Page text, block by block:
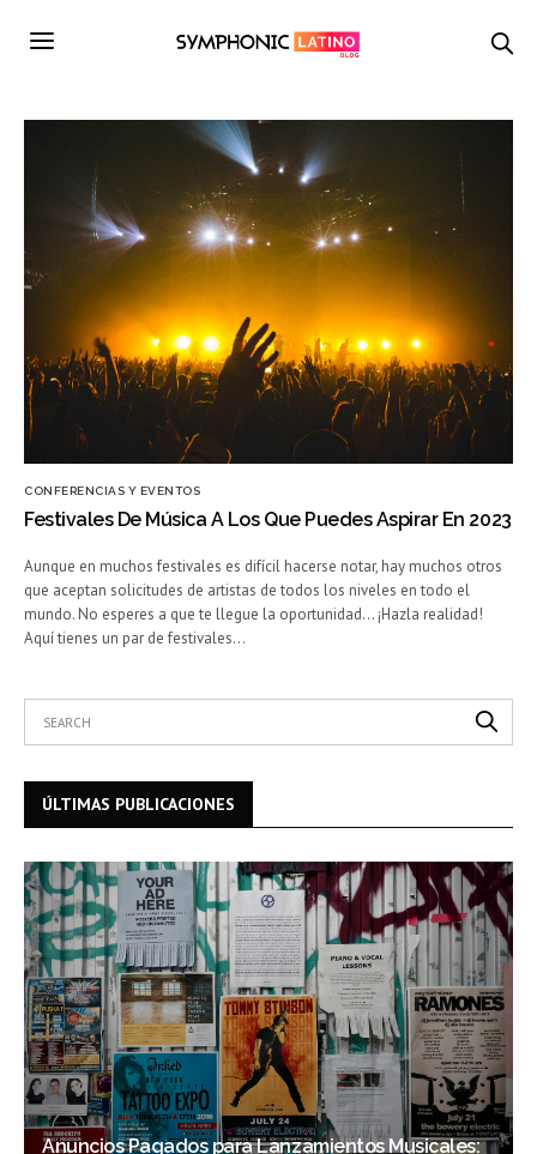
CONFERENCIAS Y EVENTOS
Festivales De Música A Los Que Puedes Aspirar En 2023
Aunque en muchos festivales es difícil hacerse notar, hay muchos otros
que aceptan solicitudes de artistas de todos los niveles en todo el
mundo. No esperes a que te llegue la oportunidad… ¡Hazla realidad!
Aquí tienes un par de festivales…
ÚLTIMAS PUBLICACIONES
Anuncios Pagados para Lanzamientos Musicales: